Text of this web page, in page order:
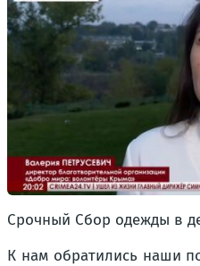
Срочный Сбор одежды в
К нам обратились наши